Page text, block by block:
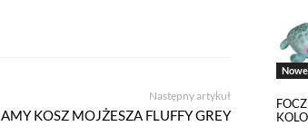
Następny artykuł
AMY KOSZ MOJŻESZA FLUFFY GREY